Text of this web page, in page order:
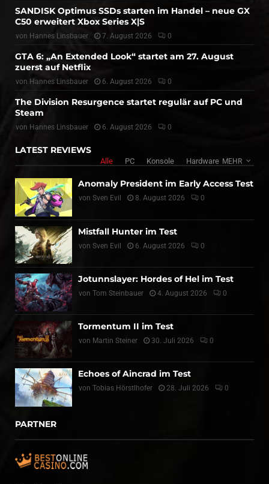
SANDISK Optimus SSDs starten im Handel – neue GX
C50 erweitert Xbox Series X|S
von Hannes Linsbauer 7. August 2026 0
GTA 6: „An Extended Look“ startet am 27. August
zuerst auf Netflix
von Hannes Linsbauer 6. August 2026 0
The Division Resurgence startet regulär auf PC und
Steam
von Hannes Linsbauer 6. August 2026 0
LATEST REVIEWS
Alle PC Konsole Hardware MEHR
Anomaly President im Early Access Test
von Sven Evil 8. August 2026 0
Mistfall Hunter im Test
von Sven Evil 6. August 2026 0
Jotunnslayer: Hordes of Hel im Test
von Tom Steinbauer 4. August 2026 0
Tormentum II im Test
von Martin Steiner 30. Juli 2026 0
Echoes of Aincrad im Test
von Tobias Hörstlhofer 28. Juli 2026 0
PARTNER